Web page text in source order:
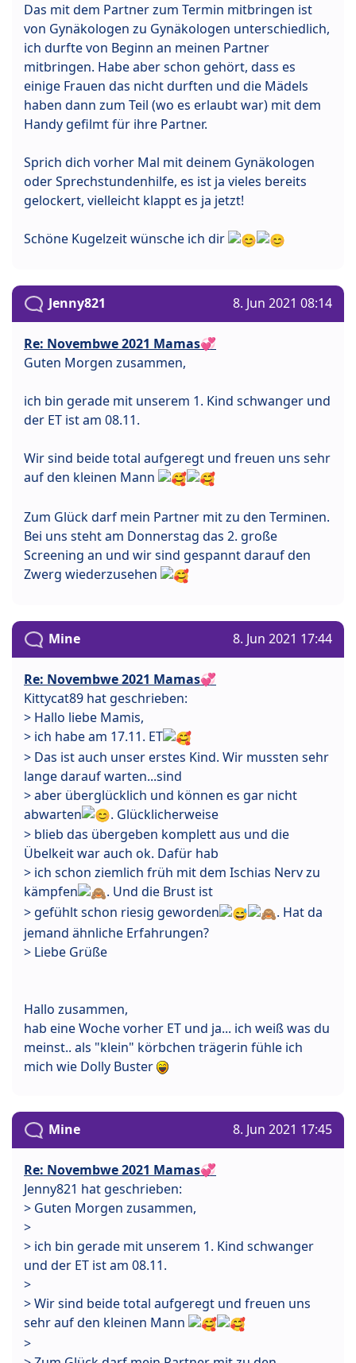
Das mit dem Partner zum Termin mitbringen ist
von Gynäkologen zu Gynäkologen unterschiedlich,
ich durfte von Beginn an meinen Partner
mitbringen. Habe aber schon gehört, dass es
einige Frauen das nicht durften und die Mädels
haben dann zum Teil (wo es erlaubt war) mit dem
Handy gefilmt für ihre Partner.
Sprich dich vorher Mal mit deinem Gynäkologen
oder Sprechstundenhilfe, es ist ja vieles bereits
gelockert, vielleicht klappt es ja jetzt!
Schöne Kugelzeit wünsche ich dir
Jenny821 8. Jun 2021 08:14
Re: Novembwe 2021 Mamas💞
Guten Morgen zusammen,
ich bin gerade mit unserem 1. Kind schwanger und
der ET ist am 08.11.
Wir sind beide total aufgeregt und freuen uns sehr
auf den kleinen Mann
Zum Glück darf mein Partner mit zu den Terminen.
Bei uns steht am Donnerstag das 2. große
Screening an und wir sind gespannt darauf den
Zwerg wiederzusehen
Mine 8. Jun 2021 17:44
Re: Novembwe 2021 Mamas💞
Kittycat89 hat geschrieben:
> Hallo liebe Mamis,
> ich habe am 17.11. ET
> Das ist auch unser erstes Kind. Wir mussten sehr
lange darauf warten...sind
> aber überglücklich und können es gar nicht
abwarten
. Glücklicherweise
> blieb das übergeben komplett aus und die
Übelkeit war auch ok. Dafür hab
> ich schon ziemlich früh mit dem Ischias Nerv zu
kämpfen
. Und die Brust ist
> gefühlt schon riesig geworden
. Hat da
jemand ähnliche Erfahrungen?
> Liebe Grüße
Hallo zusammen,
hab eine Woche vorher ET und ja... ich weiß was du
meinst.. als "klein" körbchen trägerin fühle ich
mich wie Dolly Buster
Mine 8. Jun 2021 17:45
Re: Novembwe 2021 Mamas💞
Jenny821 hat geschrieben:
> Guten Morgen zusammen,
>
> ich bin gerade mit unserem 1. Kind schwanger
und der ET ist am 08.11.
>
> Wir sind beide total aufgeregt und freuen uns
sehr auf den kleinen Mann
>